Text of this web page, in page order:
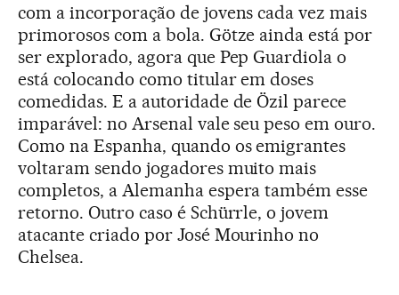
com a incorporação de jovens cada vez mais
primorosos com a bola. Götze ainda está por
ser explorado, agora que Pep Guardiola o
está colocando como titular em doses
comedidas. E a autoridade de Özil parece
imparável: no Arsenal vale seu peso em ouro.
Como na Espanha, quando os emigrantes
voltaram sendo jogadores muito mais
completos, a Alemanha espera também esse
retorno. Outro caso é Schürrle, o jovem
atacante criado por José Mourinho no
Chelsea.